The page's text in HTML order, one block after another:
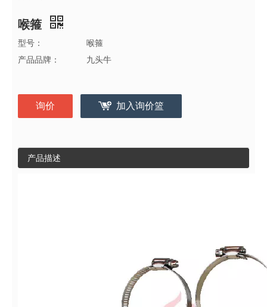
喉箍
型号：
喉箍
产品品牌：
九头牛
询价 加入询价篮
产品描述